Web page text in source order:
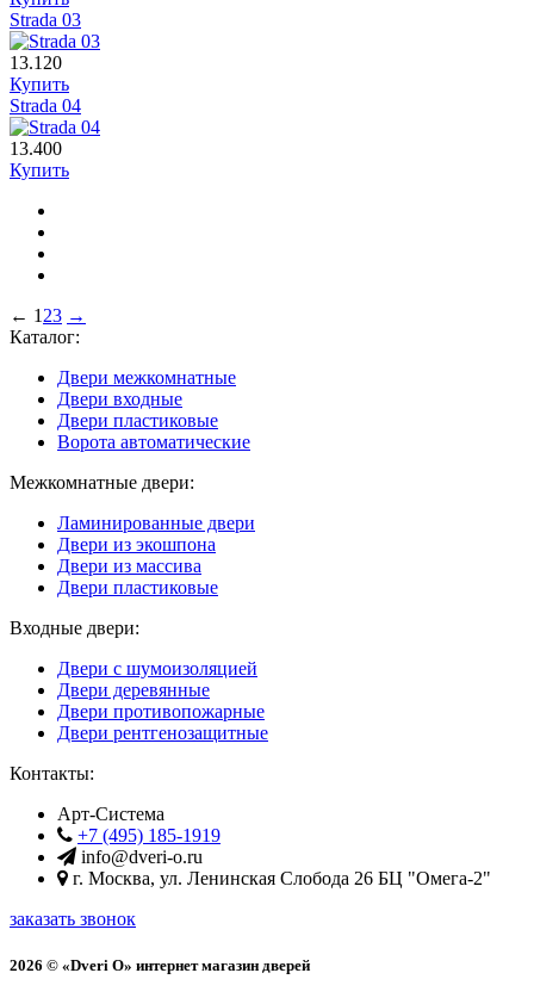
Strada 03
13.120
Купить
Strada 04
13.400
Купить
← 1 23 →
Каталог:
Двери межкомнатные
Двери входные
Двери пластиковые
Ворота автоматические
Межкомнатные двери:
Ламинированные двери
Двери из экошпона
Двери из массива
Двери пластиковые
Входные двери:
Двери с шумоизоляцией
Двери деревянные
Двери противопожарные
Двери рентгенозащитные
Контакты:
Арт-Система
+7 (495) 185-1919
info@dveri-o.ru
г. Москва, ул. Ленинская Слобода 26 БЦ "Омега-2"
заказать звонок
2026 © «Dveri O» интернет магазин дверей